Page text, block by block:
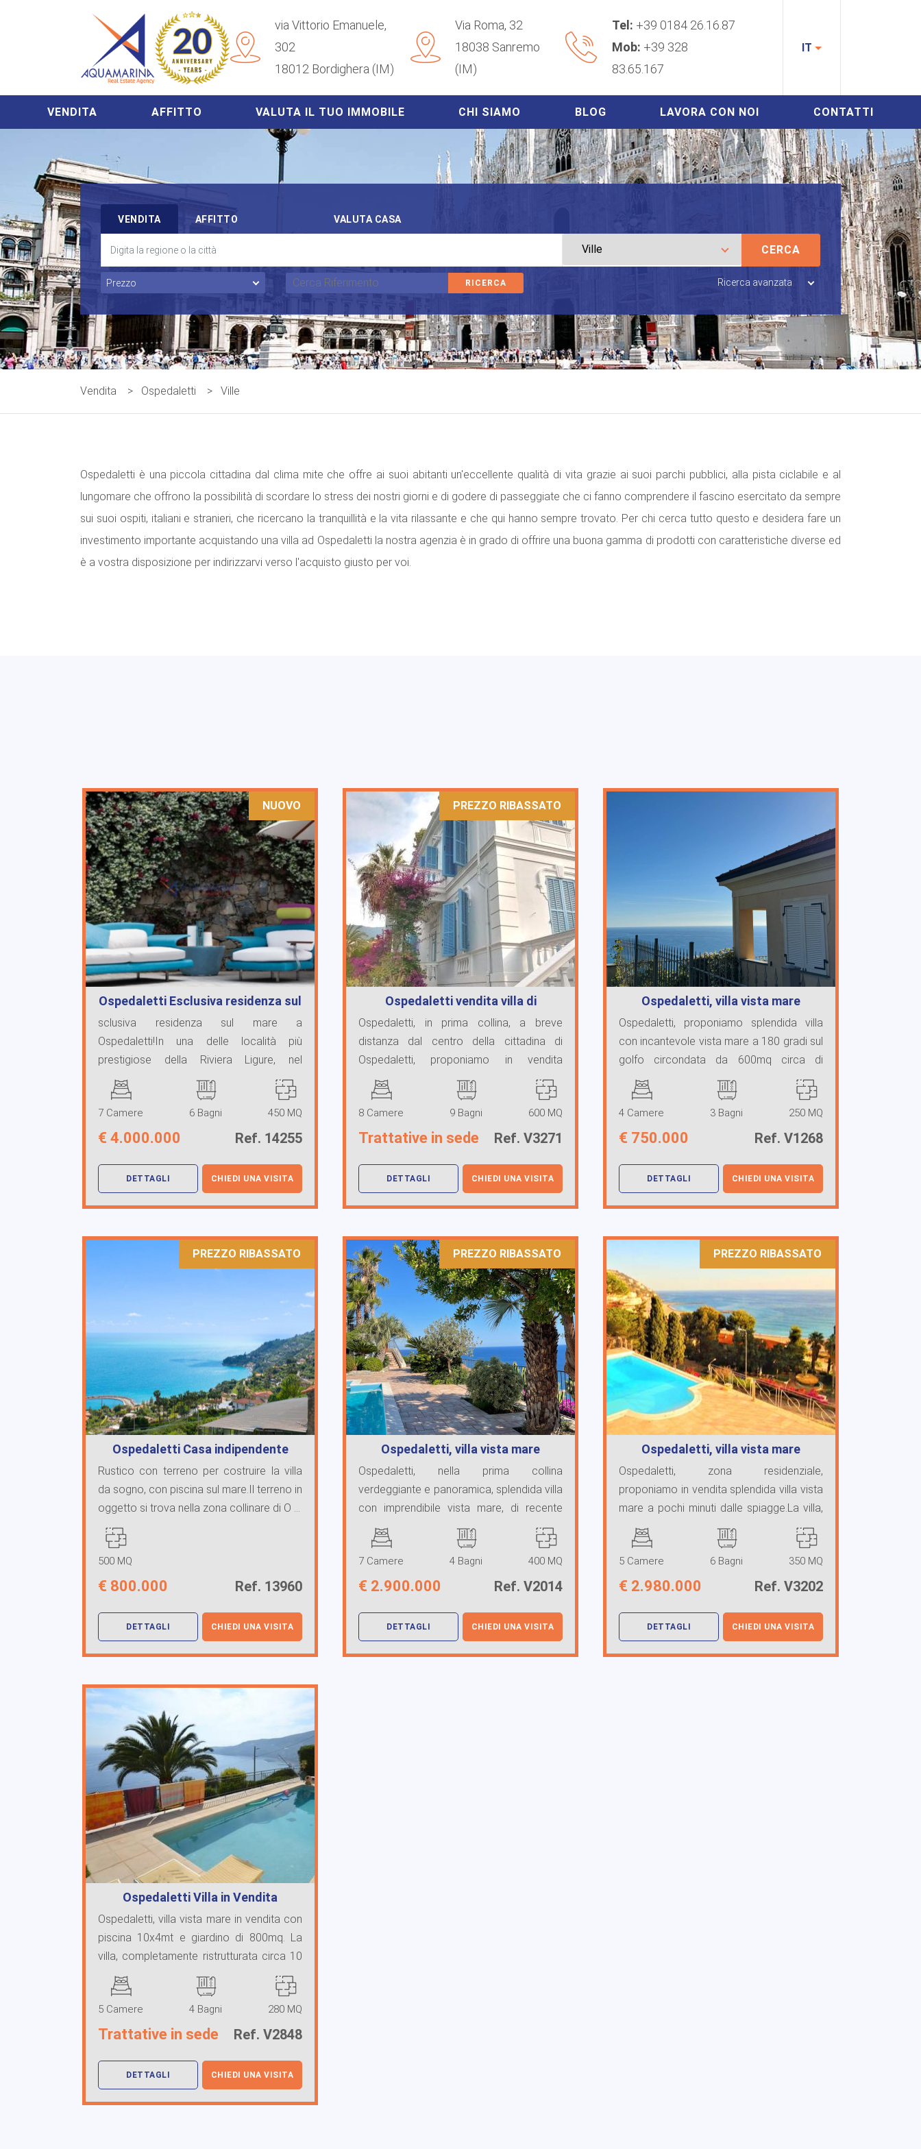
via Vittorio Emanuele,
302
18012 Bordighera (IM)
Via Roma, 32
18038 Sanremo
(IM)
Tel: +39 0184 26.16.87
Mob: +39 328
83.65.167
IT
VENDITA AFFITTO VALUTA IL TUO IMMOBILE CHI SIAMO BLOG LAVORA CON NOI CONTATTI
VENDITA AFFITTO VALUTA CASA
Ricerca avanzata
CERCA
Vendita > Ospedaletti > Ville
Ospedaletti è una piccola cittadina dal clima mite che offre ai suoi abitanti un'eccellente qualità di vita grazie ai suoi parchi pubblici, alla pista ciclabile e al
lungomare che offrono la possibilità di scordare lo stress dei nostri giorni e di godere di passeggiate che ci fanno comprendere il fascino esercitato da sempre
sui suoi ospiti, italiani e stranieri, che ricercano la tranquillità e la vita rilassante e che qui hanno sempre trovato. Per chi cerca tutto questo e desidera fare un
investimento importante acquistando una villa ad Ospedaletti la nostra agenzia è in grado di offrire una buona gamma di prodotti con caratteristiche diverse ed
è a vostra disposizione per indirizzarvi verso l'acquisto giusto per voi.
NUOVO
Ospedaletti Esclusiva residenza sul
mare…
sclusiva residenza sul mare a
Ospedaletti!In una delle località più
prestigiose della Riviera Ligure, nel
rinomato comune di Osped ...
7 Camere 6 Bagni 450 MQ
€ 4.000.000 Ref. 14255
DETTAGLI CHIEDI UNA VISITA
PREZZO RIBASSATO
Ospedaletti vendita villa di
prestigio
Ospedaletti, in prima collina, a breve
distanza dal centro della cittadina di
Ospedaletti, proponiamo in vendita
incantevole villa ...
8 Camere 9 Bagni 600 MQ
Trattative in sede Ref. V3271
DETTAGLI CHIEDI UNA VISITA
Ospedaletti, villa vista mare
Ospedaletti, proponiamo splendida villa
con incantevole vista mare a 180 gradi sul
golfo circondata da 600mq circa di
giardino a f ...
4 Camere 3 Bagni 250 MQ
€ 750.000 Ref. V1268
DETTAGLI CHIEDI UNA VISITA
PREZZO RIBASSATO
Ospedaletti Casa indipendente
vista mare
Rustico con terreno per costruire la villa
da sogno, con piscina sul mare.Il terreno in
oggetto si trova nella zona collinare di O ...
500 MQ
€ 800.000 Ref. 13960
DETTAGLI CHIEDI UNA VISITA
PREZZO RIBASSATO
Ospedaletti, villa vista mare
Ospedaletti, nella prima collina
verdeggiante e panoramica, splendida villa
con imprendibile vista mare, di recente
costruzione e ...
7 Camere 4 Bagni 400 MQ
€ 2.900.000 Ref. V2014
DETTAGLI CHIEDI UNA VISITA
PREZZO RIBASSATO
Ospedaletti, villa vista mare
Ospedaletti, zona residenziale,
proponiamo in vendita splendida villa vista
mare a pochi minuti dalle spiagge.La villa,
di recente ...
5 Camere 6 Bagni 350 MQ
€ 2.980.000 Ref. V3202
DETTAGLI CHIEDI UNA VISITA
Ospedaletti Villa in Vendita
Ospedaletti, villa vista mare in vendita con
piscina 10x4mt e giardino di 800mq. La
villa, completamente ristrutturata circa 10
an ...
5 Camere 4 Bagni 280 MQ
Trattative in sede Ref. V2848
DETTAGLI CHIEDI UNA VISITA